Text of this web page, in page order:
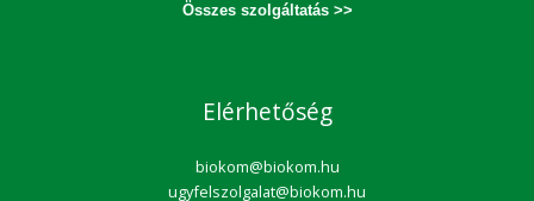
Összes szolgáltatás >>
Elérhetőség
biokom@biokom.hu
ugyfelszolgalat@biokom.hu